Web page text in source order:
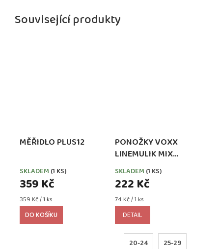
Související produkty
MĚŘIDLO PLUS12
SKLADEM (1 KS)
359 Kč
Měrná
cena:
359 Kč / 1 ks
DO KOŠÍKU
PONOŽKY VOXX
LINEMULIK MIX
HOLKA 3 PÁRY
SKLADEM (1 KS)
222 Kč
Měrná
cena:
74 Kč / 1 ks
DETAIL
20-24 25-29